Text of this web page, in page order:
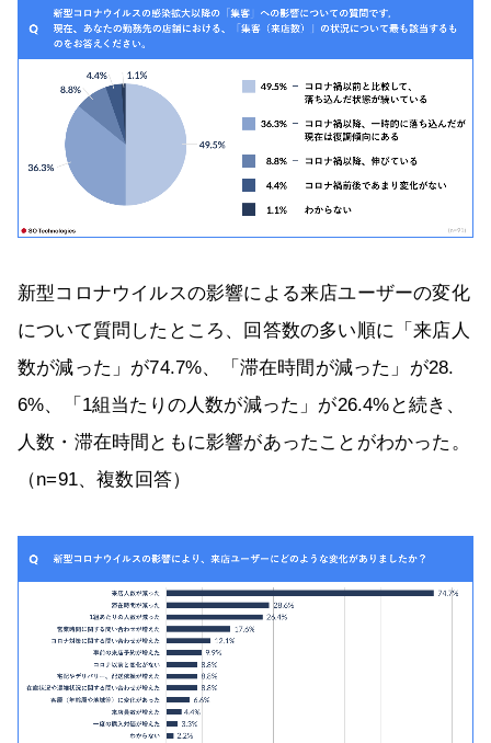
新型コロナウイルスの影響による来店ユーザーの変化
について質問したところ、回答数の多い順に「来店人
数が減った」が74.7%、「滞在時間が減った」が28.
6%、「1組当たりの人数が減った」が26.4%と続き、
人数・滞在時間ともに影響があったことがわかった。
（n=91、複数回答）